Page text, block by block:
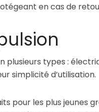
en cas de
plusieurs types :
simplicité d’utilisation.
pour les plus jeunes